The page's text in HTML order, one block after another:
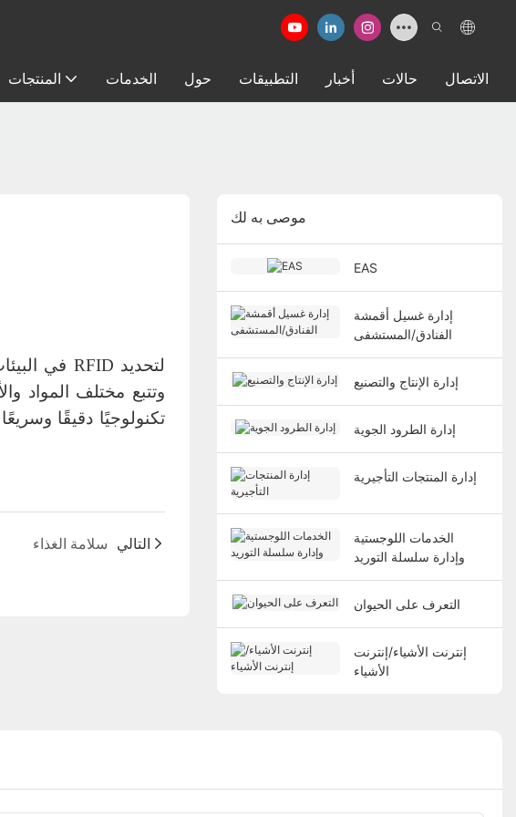
المنتجات الخدمات حول التطبيقات أخبار حالات الاتصال
وتتبع مختلف المواد
تكنولوجيًا دقيقًا
سلامة الغذاء التالي
موصى به لك
EAS
إدارة غسيل أقمشة
الفنادق/المستشفى
إدارة الإنتاج والتصنيع
إدارة الطرود الجوية
إدارة المنتجات التأجيرية
الخدمات اللوجستية
وإدارة سلسلة التوريد
التعرف على الحيوان
إنترنت الأشياء/إنترنت
الأشياء